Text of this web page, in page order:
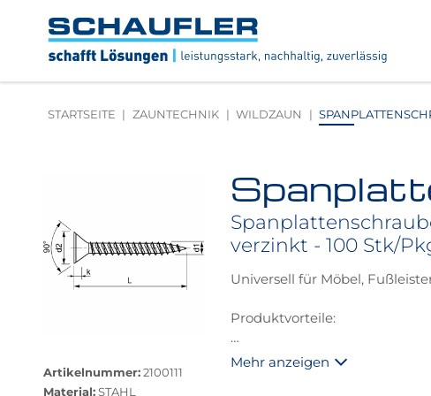
Hauptnavigation
Footernavigation
Logo
verlinkt
zur
STARTSEITE ZAUNTECHNIK WILDZAUN
Bildversion
anzeigen
Artikelnummer:2100111
Material:STAHL
verzinkt - 100 Stk/
Universell für Möbel,
Produktvorteile:
spezielle EFP Beschichtung
Mehr anzeigen